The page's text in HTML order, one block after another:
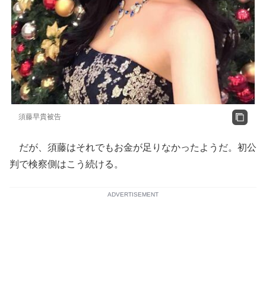
須藤早貴被告
だが、須藤はそれでもお金が足りなかったようだ。初公
判で検察側はこう続ける。
ADVERTISEMENT